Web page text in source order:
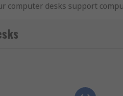
desks support
they protect your office